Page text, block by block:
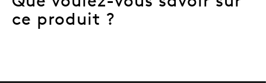
ce produit ?